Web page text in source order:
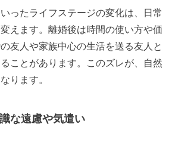
ったライフステージの変化は、日常
えます。離婚後は時間の使い方や価
友人や家族中心の生活を送る友人と
ことがあります。このズレが、自然
ります。
な遠慮や気遣い